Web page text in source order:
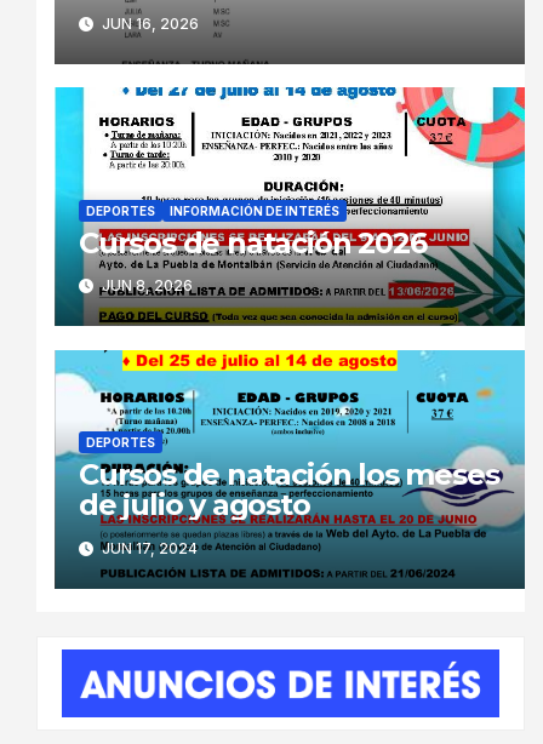
JUN 16, 2026
DEPORTES INFORMACIÓN DE INTERÉS
Cursos de natación 2026
JUN 8, 2026
DEPORTES
Cursos de natación los meses
de julio y agosto
JUN 17, 2024